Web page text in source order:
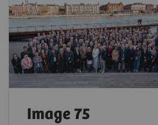
Image 75